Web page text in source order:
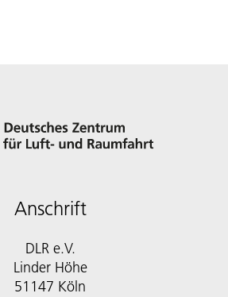
Anschrift
DLR e.V.
Linder Höhe
51147 Köln